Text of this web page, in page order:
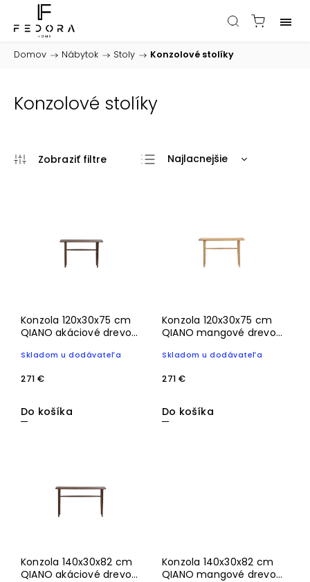
Domov / Nábytok / Stoly / Konzolové stolíky
Konzolové stolíky
Najlacnejšie
Konzola 120x30x75 cm
QIANO akáciové drevo
Skladom u dodávateľa
271 €
Do košíka
Konzola 120x30x75 cm
QIANO mangové drevo
Skladom u dodávateľa
271 €
Do košíka
Konzola 140x30x82 cm
QIANO akáciové drevo
Konzola 140x30x82 cm
QIANO mangové drevo